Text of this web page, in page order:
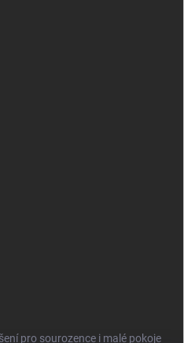
pro sourozence i malé pokoje